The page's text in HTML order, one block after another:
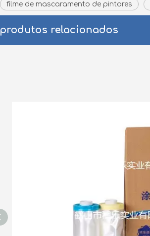
filme de mascaramento de pintores
produtos relacionados